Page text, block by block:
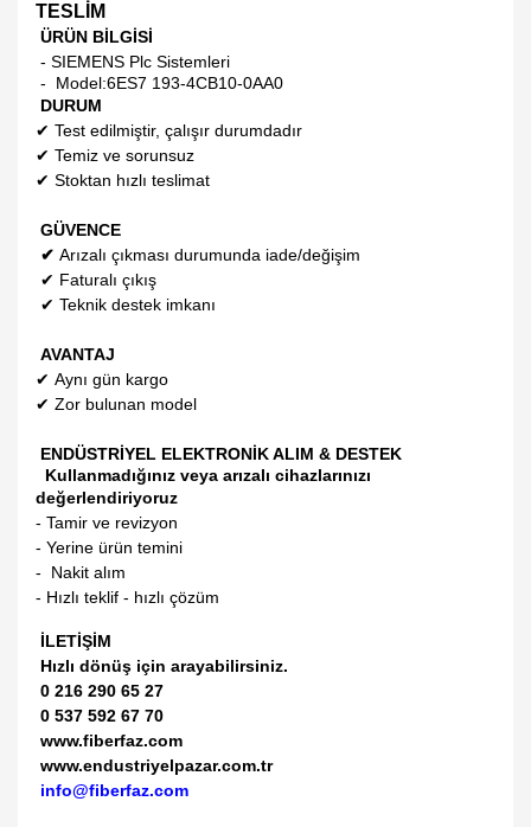
TESLİM
ÜRÜN BİLGİSİ
- SIEMENS Plc Sistemleri
- Model:6ES7 193-4CB10-0AA0
DURUM
✔ Test edilmiştir, çalışır durumdadır
✔ Temiz ve sorunsuz
✔ Stoktan hızlı teslimat
GÜVENCE
✔ Arızalı çıkması durumunda iade/değişim
✔ Faturalı çıkış
✔ Teknik destek imkanı
AVANTAJ
✔ Aynı gün kargo
✔ Zor bulunan model
ENDÜSTRİYEL ELEKTRONİK ALIM & DESTEK
Kullanmadığınız veya arızalı cihazlarınızı
değerlendiriyoruz
- Tamir ve revizyon
- Yerine ürün temini
- Nakit alım
- Hızlı teklif - hızlı çözüm
İLETİŞİM
Hızlı dönüş için arayabilirsiniz.
0 216 290 65 27
0 537 592 67 70
www.fiberfaz.com
www.endustriyelpazar.com.tr
info@fiberfaz.com